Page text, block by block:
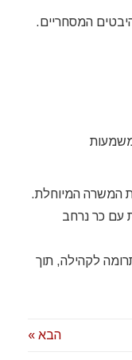
המסחריים.
עם כר נרחב
לקהילה, תוך
הבא »